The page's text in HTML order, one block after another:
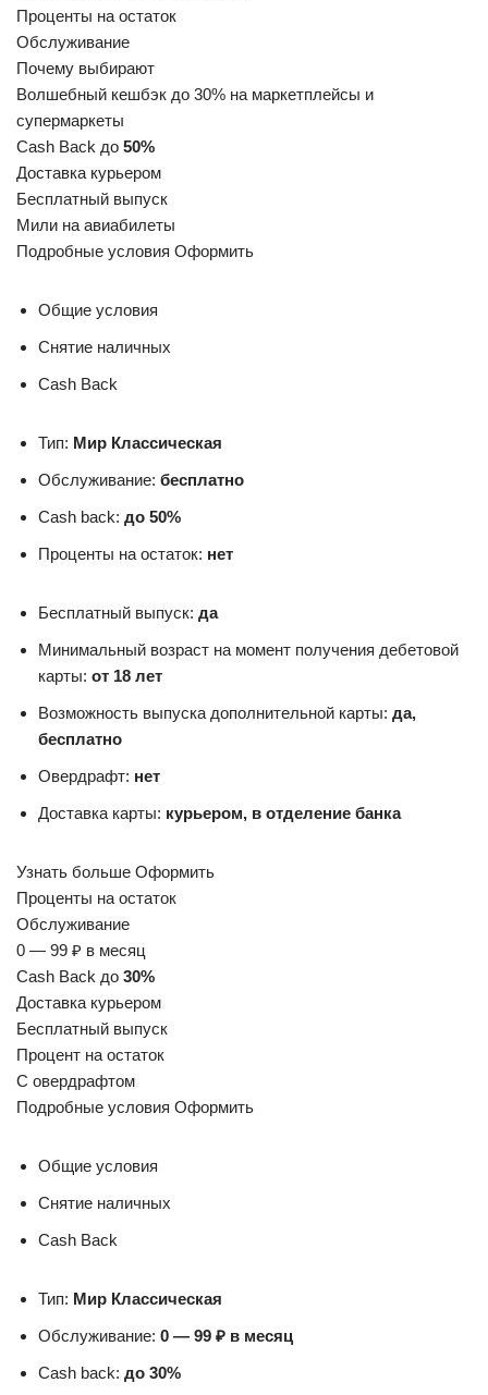
Проценты на остаток
Обслуживание
Почему выбирают
Волшебный кешбэк до 30% на маркетплейсы и
супермаркеты
Cash Back до 50%
Доставка курьером
Бесплатный выпуск
Мили на авиабилеты
Подробные условия Оформить
Общие условия
Снятие наличных
Cash Back
Тип: Мир Классическая
Обслуживание: бесплатно
Cash back: до 50%
Проценты на остаток: нет
Бесплатный выпуск: да
Минимальный возраст на момент получения дебетовой
карты: от 18 лет
Возможность выпуска дополнительной карты: да,
бесплатно
Овердрафт: нет
Доставка карты: курьером, в отделение банка
Узнать больше Оформить
Проценты на остаток
Обслуживание
0 — 99 ₽ в месяц
Cash Back до 30%
Доставка курьером
Бесплатный выпуск
Процент на остаток
С овердрафтом
Подробные условия Оформить
Общие условия
Снятие наличных
Cash Back
Тип: Мир Классическая
Обслуживание: 0 — 99 ₽ в месяц
Cash back: до 30%